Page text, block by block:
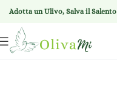
Adotta un Ulivo, Salva il Salento